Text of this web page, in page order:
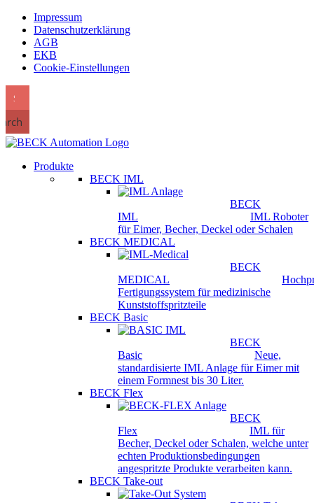
Impressum
Datenschutzerklärung
AGB
EKB
Cookie-Einstellungen
Produkte
BECK IML
BECK
IML
IML Roboter
für Eimer, Becher, Deckel oder Schalen
BECK MEDICAL
BECK
MEDICAL
Fertigungssystem für medizinische
Kunststoffspritzteile
BECK Basic
BECK
Basic
Neue,
standardisierte IML Anlage für Eimer mit
einem Formnest bis 30 Liter.
BECK Flex
BECK
Flex
IML für
Becher, Deckel oder Schalen, welche unter
echten Produktionsbedingungen
angespritzte Produkte verarbeiten kann.
BECK Take-out